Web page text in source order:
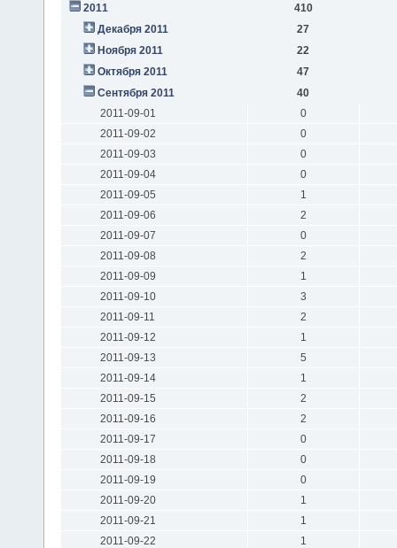
2011
410
Декабря 2011
27
Ноября 2011
22
Октября 2011
47
Сентября 2011
40
2011-09-01
0
2011-09-02
0
2011-09-03
0
2011-09-04
0
2011-09-05
1
2011-09-06
2
2011-09-07
0
2011-09-08
2
2011-09-09
1
2011-09-10
3
2011-09-11
2
2011-09-12
1
2011-09-13
5
2011-09-14
1
2011-09-15
2
2011-09-16
2
2011-09-17
0
2011-09-18
0
2011-09-19
0
2011-09-20
1
2011-09-21
1
2011-09-22
1